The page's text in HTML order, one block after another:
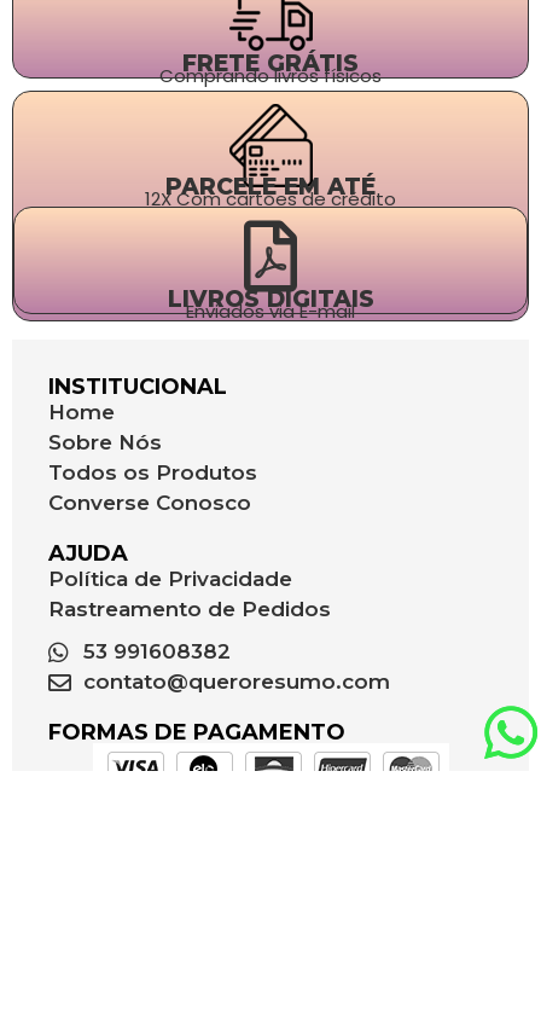
FRETE GRÁTIS
Comprando livros físicos
PARCELE EM ATÉ
12X Com cartões de crédito
LIVROS DIGITAIS
Enviados via E-mail
INSTITUCIONAL
Home
Sobre Nós
Todos os Produtos
Converse Conosco
AJUDA
Política de Privacidade
Rastreamento de Pedidos
53 991608382
contato@queroresumo.com
FORMAS DE PAGAMENTO